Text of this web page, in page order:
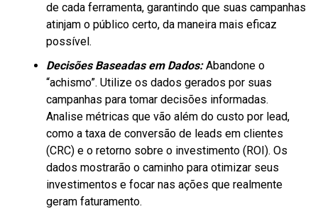
de cada ferramenta, garantindo que suas campanhas
atinjam o público certo, da maneira mais eficaz
possível.
Decisões Baseadas em Dados: Abandone o
“achismo”. Utilize os dados gerados por suas
campanhas para tomar decisões informadas.
Analise métricas que vão além do custo por lead,
como a taxa de conversão de leads em clientes
(CRC) e o retorno sobre o investimento (ROI). Os
dados mostrarão o caminho para otimizar seus
investimentos e focar nas ações que realmente
geram faturamento.